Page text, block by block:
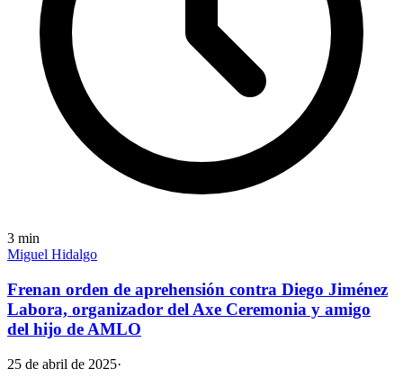
3 min
Miguel Hidalgo
Frenan orden de aprehensión contra Diego Jiménez
Labora, organizador del Axe Ceremonia y amigo
del hijo de AMLO
25 de abril de 2025·